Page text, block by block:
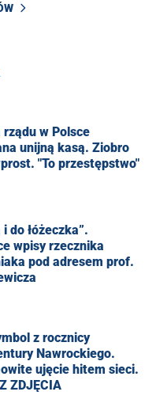
rządu w Polsce
unijną kasą. Ziobro
"To przestępstwo"
do łóżeczka”.
wpisy rzecznika
pod adresem prof.
z rocznicy
Nawrockiego.
ujęcie hitem sieci.
ZDJĘCIA